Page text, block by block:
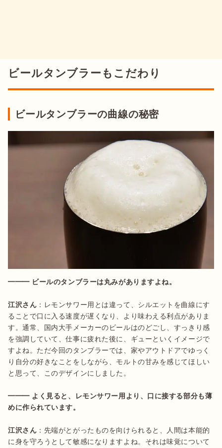
ビールタンブラーもこだわり
ビールタンブラーの曲線の秘密
江沢さん ：レモンサワー用とは違って、シルエットを曲線にす
ることで口に入る速度が遅くなり、より味わえる利点がありま
す。通常、国内大手メーカーのビールはのどごし、すっきり感
を強調していて、仕事に疲れた後に、ギューといくイメージで
すよね。ただ今回のタンブラーでは、家やアウトドアでゆっく
り自分の好きなことをしながら、モルトの甘みを感じてほしい
と思って、このデザインにしました。
━━━ よく見ると、レモンサワー用より、口に接する部分も薄
江沢さん ：先端がとがったものを向けられると、人間は本能的
に身を守ろうとして敏感になりますよね。それは味覚について